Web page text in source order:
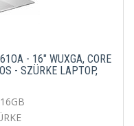
- 16" WUXGA, CORE
- SZÜRKE LAPTOP,
16GB